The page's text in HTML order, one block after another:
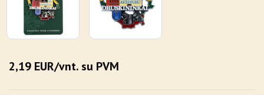
2,19 EUR/vnt. su PVM